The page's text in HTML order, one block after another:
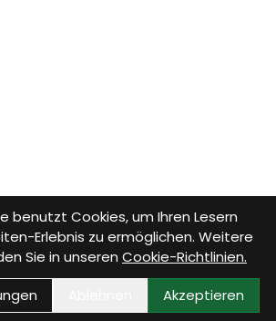
benutzt Cookies, um Ihren Lesern
Erlebnis zu ermöglichen. Weitere
Sie in unseren Cookie-Richtlinien.
Akzeptieren